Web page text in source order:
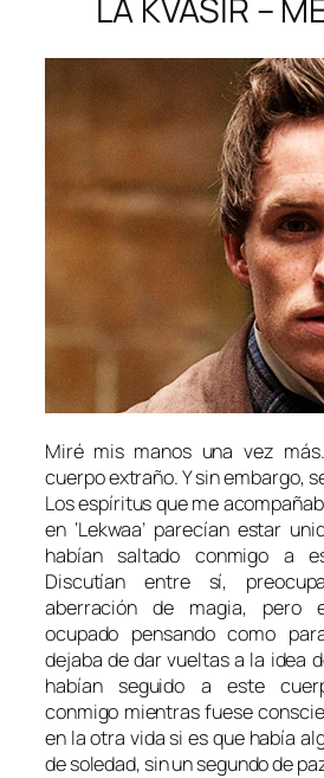
LA KVASIR –
Miré mis manos una vez
cuerpo extraño. Y sin embargo,
Los espíritus que me
en ‘Lekwaa’ parecían estar
habían saltado conmigo a
Discutían entre sí,
aberración de magia, pero
ocupado pensando como
dejaba de dar vueltas a la idea
habían seguido a este
conmigo mientras fuese
en la otra vida si es que había
de soledad, sin un segundo de